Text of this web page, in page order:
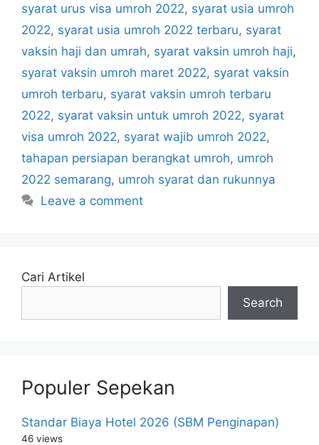
syarat urus visa umroh 2022, syarat usia umroh
2022, syarat usia umroh 2022 terbaru, syarat
vaksin haji dan umrah, syarat vaksin umroh haji,
syarat vaksin umroh maret 2022, syarat vaksin
umroh terbaru, syarat vaksin umroh terbaru
2022, syarat vaksin untuk umroh 2022, syarat
visa umroh 2022, syarat wajib umroh 2022,
tahapan persiapan berangkat umroh, umroh
2022 semarang, umroh syarat dan rukunnya
Leave a comment
Cari Artikel
Search
Populer Sepekan
Standar Biaya Hotel 2026 (SBM Penginapan)
46 views